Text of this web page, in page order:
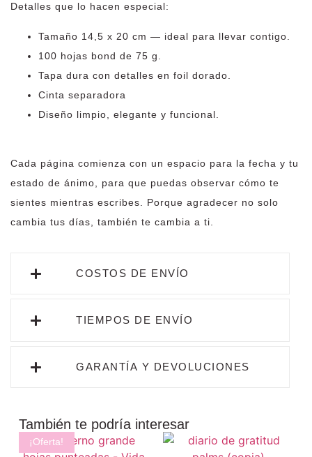
Detalles que lo hacen especial:
Tamaño 14,5 x 20 cm — ideal para llevar contigo.
100 hojas bond de 75 g.
Tapa dura con detalles en foil dorado.
Cinta separadora
Diseño limpio, elegante y funcional.
Cada página comienza con un espacio para la fecha y tu
estado de ánimo, para que puedas observar cómo te
sientes mientras escribes. Porque agradecer no solo
cambia tus días, también te cambia a ti.
COSTOS DE ENVÍO
TIEMPOS DE ENVÍO
GARANTÍA Y DEVOLUCIONES
También te podría interesar
¡Oferta!